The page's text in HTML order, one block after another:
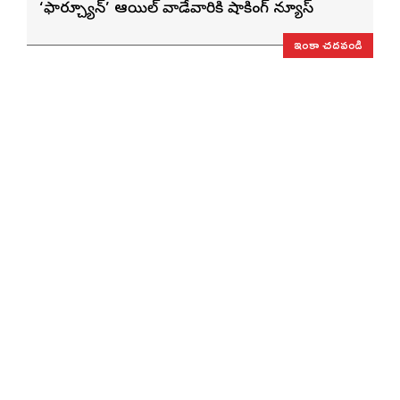
‘ఫార్చ్యూన్’ ఆయిల్ వాడేవారికి షాకింగ్ న్యూస్
ఇంకా చదవండి